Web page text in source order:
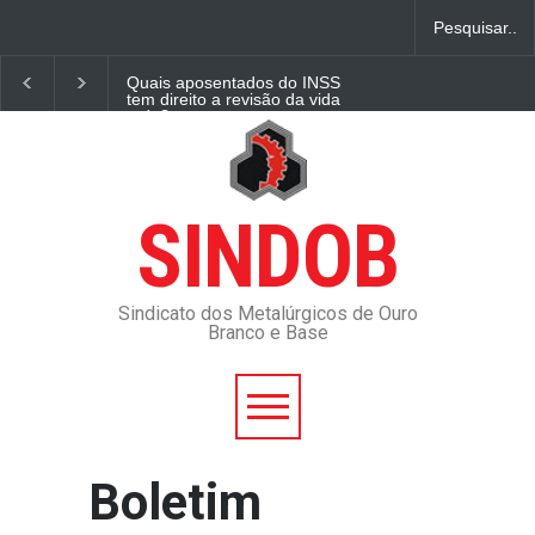
Quais aposentados do INSS
tem direito a revisão da vida
toda?
ACT 2020/2021 - GERDAU
OURO BRANCO
Quem recebe Pensão por
Morte pode se casar
novamente? Economia
O Tarugo 2444B 14 de
Transição estuda levar
Comissão de Anistia de volta
Imposto de Renda: quase 29
milhões de pessoas ficariam
isentas se tabela fosse
SINDOB
Sindicato dos Metalúrgicos de Ouro
Branco e Base
Boletim